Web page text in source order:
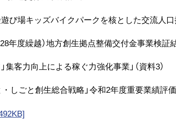
キッズバイクパークを核とした交流人口
28年度繰越）地方創生拠点整備交付金事業検証
力向上による稼ぐ力強化事業」（資料3）
・しごと創生総合戦略」令和2年度重要業績評